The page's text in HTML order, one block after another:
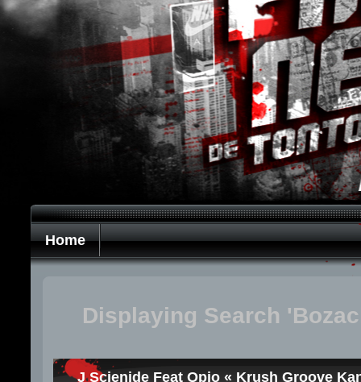
Home
Displaying Search
J Scienide Feat Opio « Krush Groove